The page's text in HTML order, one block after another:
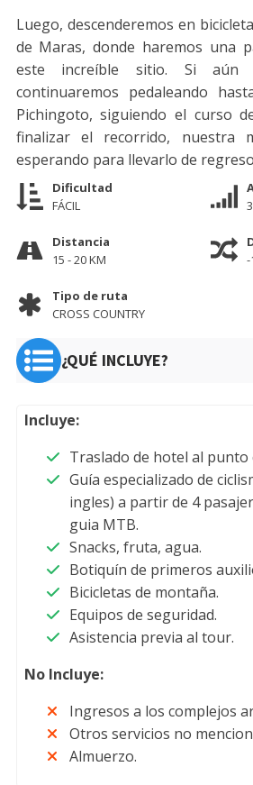
Luego, descenderemos en
de Maras, donde haremos una
este increíble sitio. Si aún
continuaremos pedaleando
Pichingoto, siguiendo el curso
finalizar el recorrido, nuestra
esperando para llevarlo de
Dificultad
FÁCIL
Distancia
15 - 20 KM
-
Tipo de ruta
CROSS COUNTRY
¿QUÉ INCLUYE?
Incluye:
Traslado de hotel al punto
Guía especializado de
ingles) a partir de 4
guia MTB.
Snacks, fruta, agua.
Botiquín de primeros
Bicicletas de montaña.
Equipos de seguridad.
Asistencia previa al tour.
No Incluye:
Ingresos a los complejos
Otros servicios no
Almuerzo.